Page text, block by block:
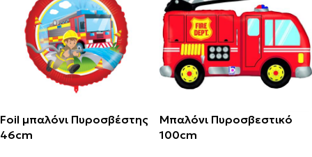
Foil μπαλόνι Πυροσβέστης
46cm
Μπαλόνι Πυροσβεστικό
100cm